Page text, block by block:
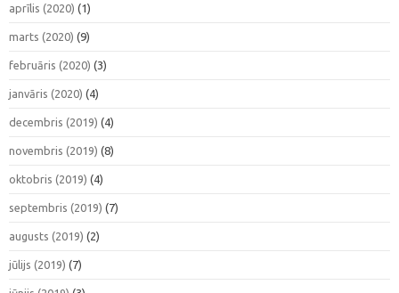
aprīlis (2020) (1)
marts (2020) (9)
februāris (2020) (3)
janvāris (2020) (4)
decembris (2019) (4)
novembris (2019) (8)
oktobris (2019) (4)
septembris (2019) (7)
augusts (2019) (2)
jūlijs (2019) (7)